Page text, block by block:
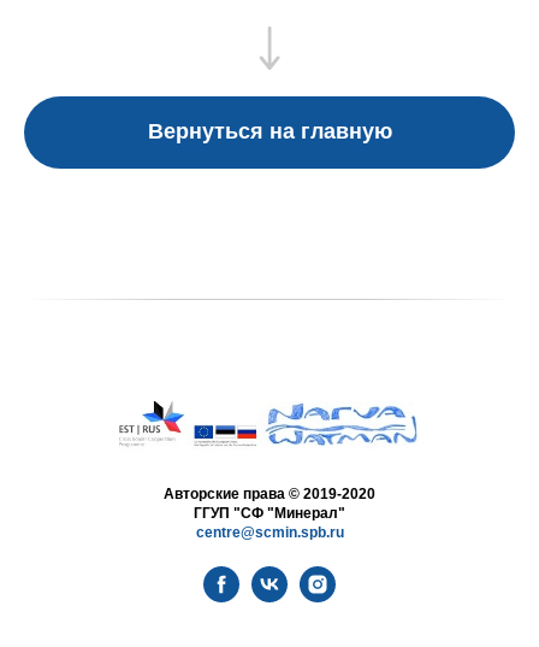
Вернуться на главную
Авторские права © 2019-2020
ГГУП "СФ "Минерал"
centre@scmin.spb.ru